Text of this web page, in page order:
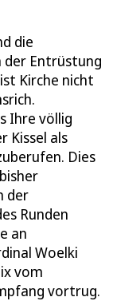
die
der Entrüstung
Kirche nicht
Ihre völlig
Kissel als
Dies
der
Runden
an
Woelki
vom
vortrug.